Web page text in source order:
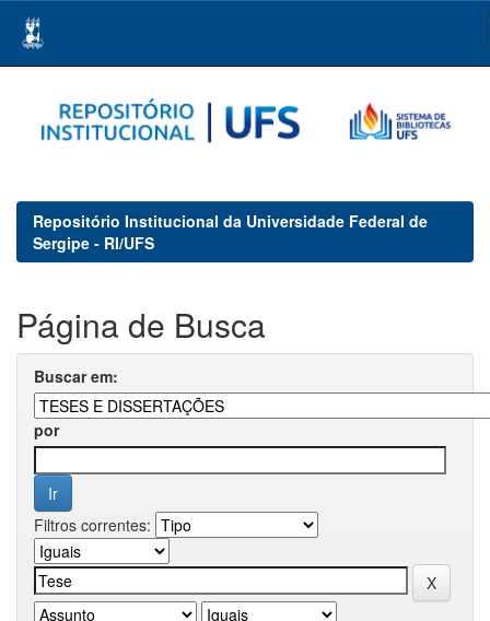
navigation
Repositório Institucional da Universidade Federal de
Sergipe - RI/UFS
Página de Busca
Buscar em:
por
Filtros correntes: